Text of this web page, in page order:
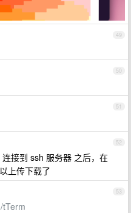
49
50
51
52
接到 ssh 服务器 之后，在
上传下载了
53
tTerm